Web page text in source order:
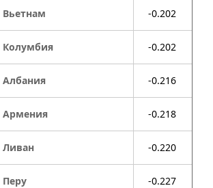
Вьетнам -0.202
Колумбия -0.202
Албания -0.216
Армения -0.218
Ливан -0.220
Перу -0.227